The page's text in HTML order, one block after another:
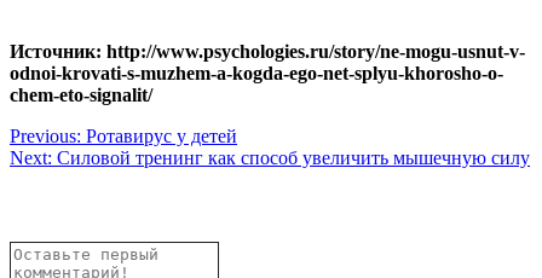
Источник: http://www.psychologies.ru/story/ne-mogu-usnut-v-
odnoi-krovati-s-muzhem-a-kogda-ego-net-splyu-khorosho-o-
chem-eto-signalit/
Навигация
по
Previous: Ротавирус у детей
Next: Силовой тренинг как способ увеличить мышечную силу